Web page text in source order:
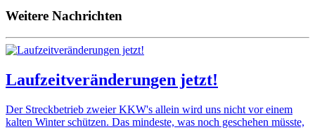
Weitere Nachrichten
Laufzeitveränderungen jetzt!
Der Streckbetrieb zweier KKW's allein wird uns nicht vor einem
kalten Winter schützen. Das mindeste, was noch geschehen müsste,